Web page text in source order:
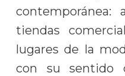
contemporánea:
tiendas
lugares de la
con su sentido